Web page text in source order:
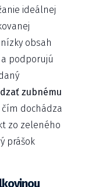
ideálnej
obsah
podporujú
zubnému
dochádza
zo zeleného
prášok